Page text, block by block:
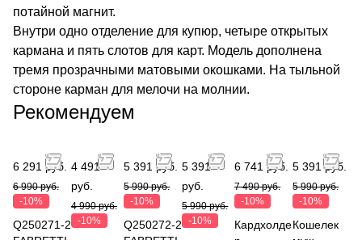
потайной магнит.
Внутри одно отделение для купюр, четыре открытых
кармана и пять слотов для карт. Модель дополнена
тремя прозрачными матовыми окошками. На тыльной
стороне карман для мелочи на молнии.
Рекомендуем
6 291 руб.
6 990 руб.
-10%
Q250271-2
4 491
руб.
4 990 руб.
-10%
5 391 руб.
5 990 руб.
-10%
Q250272-2
5 391
руб.
5 990 руб.
-10%
6 741 руб.
7 490 руб.
-10%
Кардхолде
5 391 руб.
5 990 руб.
-10%
Кошелек